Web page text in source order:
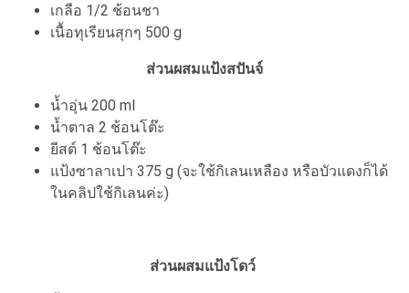
เกลือ 1/2 ช้อนชา
เนื้อทุเรียนสุกๆ 500 g
ส่วนผสมแป้งสปันจ์
น้ำอุ่น 200 ml
น้ำตาล 2 ช้อนโต๊ะ
ยีสต์ 1 ช้อนโต๊ะ
แป้งซาลาเปา 375 g (จะใช้กิเลนเหลือง หรือบัวแดงก็ได้
ในคลิปใช้กิเลนค่ะ)
ส่วนผสมแป้งโดว์